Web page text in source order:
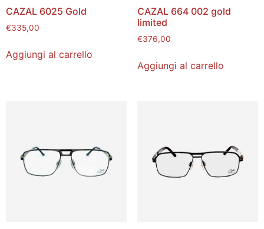
CAZAL 6025 Gold
€335,00
Aggiungi al carrello
CAZAL 664 002 gold
limited
€376,00
Aggiungi al carrello